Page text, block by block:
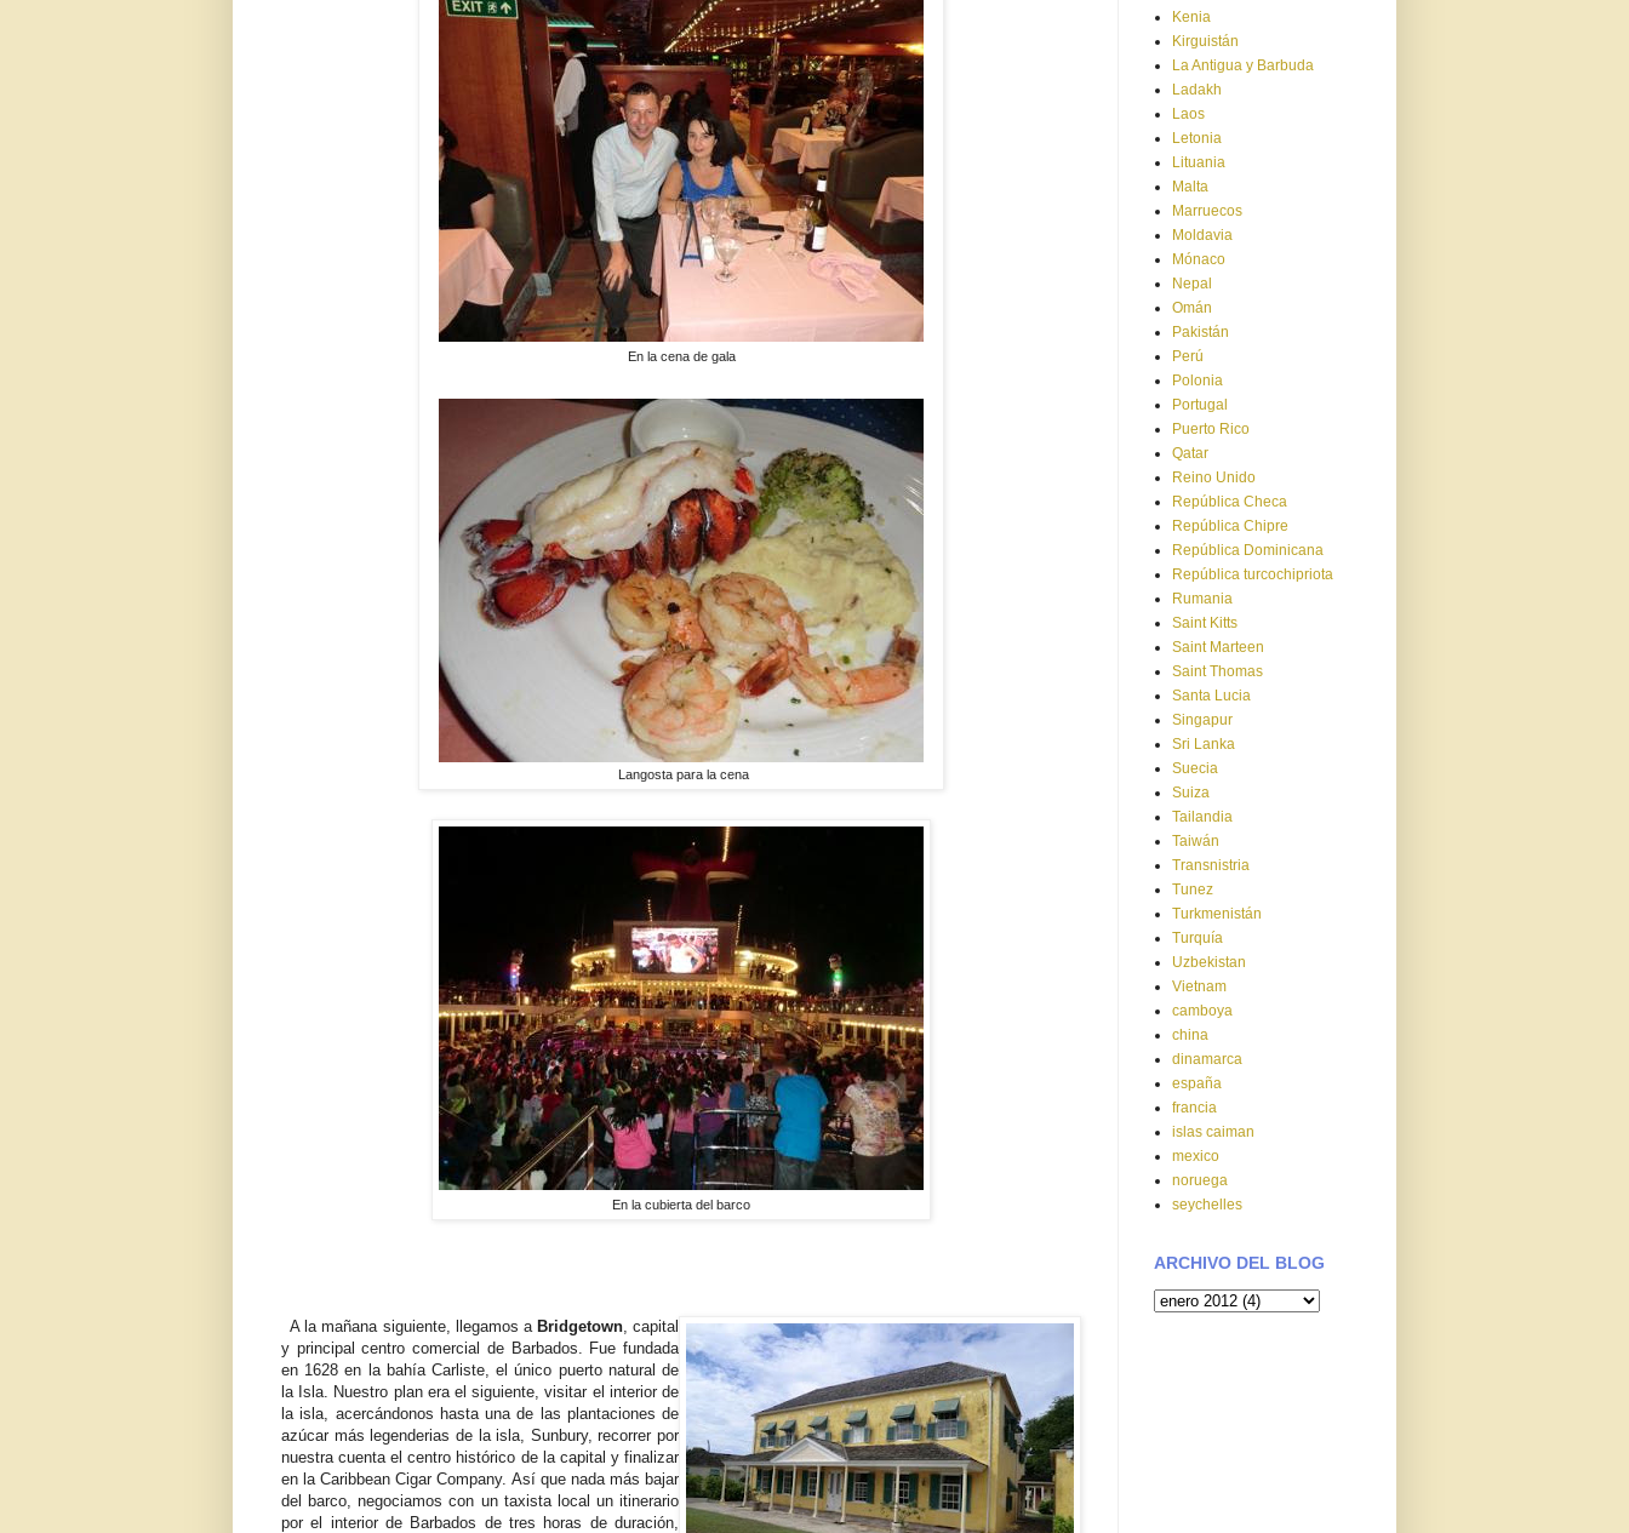
En la cena de gala
Langosta para la cena
En la cubierta del barco
A la mañana siguiente, llegamos a Bridgetown, capital
y principal centro comercial de Barbados. Fue fundada
en 1628 en la bahía Carliste, el único puerto natural de
la Isla. Nuestro plan era el siguiente, visitar el interior de
la isla, acercándonos hasta una de las plantaciones de
azúcar más legenderias de la isla, Sunbury, recorrer por
nuestra cuenta el centro histórico de la capital y finalizar
en la Caribbean Cigar Company. Así que nada más bajar
del barco, negociamos con un taxista local un itinerario
por el interior de Barbados de tres horas de duración,
Kenia
Kirguistán
La Antigua y Barbuda
Ladakh
Laos
Letonia
Lituania
Malta
Marruecos
Moldavia
Mónaco
Nepal
Omán
Pakistán
Perú
Polonia
Portugal
Puerto Rico
Qatar
Reino Unido
República Checa
República Chipre
República Dominicana
República turcochipriota
Rumania
Saint Kitts
Saint Marteen
Saint Thomas
Santa Lucia
Singapur
Sri Lanka
Suecia
Suiza
Tailandia
Taiwán
Transnistria
Tunez
Turkmenistán
Turquía
Uzbekistan
Vietnam
camboya
china
dinamarca
españa
francia
islas caiman
mexico
noruega
seychelles
ARCHIVO DEL BLOG